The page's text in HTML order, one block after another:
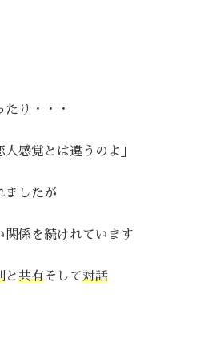
り・・・
人感覚とは違うのよ」
ましたが
関係を続けれています
と共有そして対話